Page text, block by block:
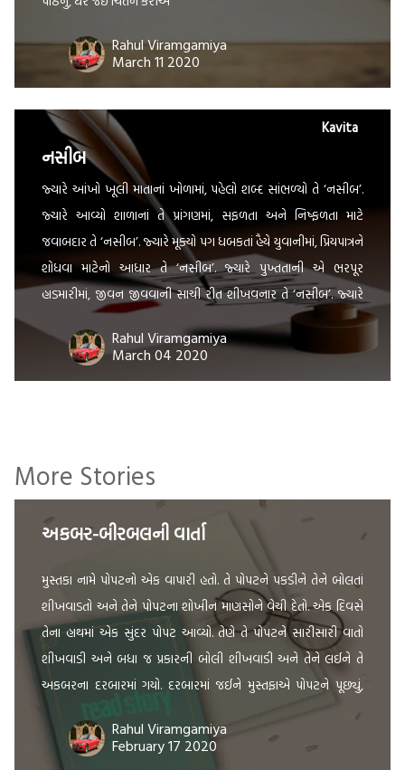
Rahul Viramgamiya
March 11 2020
Kavita
નસીબ
જ્યારે આંખો ખૂલી માતાનાં ખોળામાં, પહેલો શબ્દ સાંભળ્યો તે ‘નસીબ’.
જ્યારે આવ્યો શાળાનાં તે પ્રાંગણમાં, સફળતા અને નિષ્ફળતા માટે
જવાબદાર તે ‘નસીબ’. જ્યારે મૂક્યો પગ ધબકતાં હૈયે યુવાનીમાં, પ્રિયપાત્રને
શોધવા માટેનો આધાર તે ‘નસીબ’. જ્યારે પુખ્તતાની એ ભરપૂર
હાડમારીમાં, જીવન જીવવાની સાચી રીત શીખવનાર તે ‘નસીબ’. જ્યારે
વૃદ્ધાવસ્થાની એ લાચાર આંખોમાં, કોઈ એક આશા સાથે […]
Rahul Viramgamiya
March 04 2020
More Stories
અકબર-બીરબલની વાર્તા
મુસ્તકા નામે પોપટનો એક વાપારી હતો. તે પોપટને પકડીને તેને બોલતાં
શીખવાડતો અને તેને પોપટના શોખીન માણસોને વેચી દેતો. એક દિવસે
તેના હાથમાં એક સુંદર પોપટ આવ્યો. તેણે તે પોપટને સારીસારી વાતો
શીખવાડી અને બધા જ પ્રકારની બોલી શીખવાડી અને તેને લઈને તે
અકબરના દરબારમાં ગયો. દરબારમાં જઈને મુસ્તફાએ પોપટને પૂછ્યું,
Rahul Viramgamiya
February 17 2020